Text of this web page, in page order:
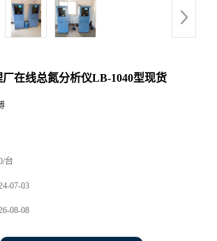
在线总氮分析仪LB-1040型现货
台
07-03
08-08